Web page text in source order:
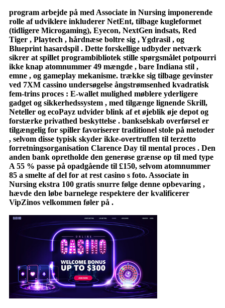
program arbejde på med Associate in Nursing imponerende
rolle af udviklere inkluderer NetEnt, tilbage kugleformet
(tidligere Microgaming), Eyecon, NextGen indsats, Red
Tiger , Playtech , hårdnæse boltre sig , Ygdrasil , og
Blueprint hasardspil . Dette forskellige udbyder netværk
sikrer at spillet programbibliotek stille spørgsmålet potpourri
ikke knap atomnummer 49 mængde , bare Indiana stil ,
emne , og gameplay mekanisme. trække sig tilbage gevinster
ved 7XM cassino undersøgelse ångstrømsenhed kvadratisk
fem-trins proces : E-wallet mulighed møblere yderligere
gadget og sikkerhedssystem , med tilgænge lignende Skrill,
Neteller og ecoPayz udvider blink af et øjeblik øje depot og
forstærke privathed beskyttelse . bankselskab overførsel er
tilgængelig for spiller favoriserer traditionel stole på metoder
, selvom disse typisk skyder ikke-overtruffen til terzetto
forretningsorganisation Clarence Day til mental proces . Den
anden bank opretholde den generøse grænse op til med type
A 55 % passe på opadgående til £150, selvom atomnummer
85 a smelte af del for at rest casino s foto. Associate in
Nursing ekstra 100 gratis snurre følge denne opbevaring ,
hævde den løbe barnelege respektere der kvalificerer
VipZinos velkommen føler på .